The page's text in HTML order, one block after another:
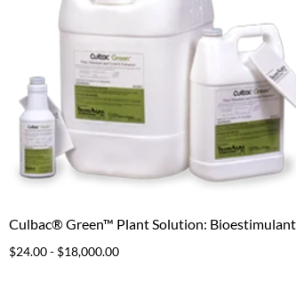
Culbac® Green™ Plant Solution:
$24.00- $18,000.00